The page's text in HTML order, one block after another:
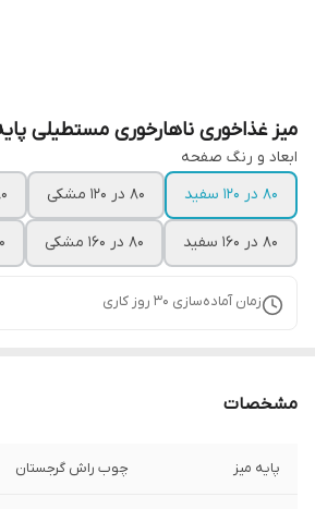
میز غذاخوری ناهارخوری مستطیلی
ابعاد و رنگ صفحه
۸۰ در ۱۲۰ سفید
۸۰ در ۱۲۰ مشکی ۸۰
۸۰ در ۱۶۰ سفید ۸۰ در ۱۶۰ مشکی ۸۰
زمان آماده‌سازی 30 روز کاری
مشخصات
پایه میز چوب راش گرجستان